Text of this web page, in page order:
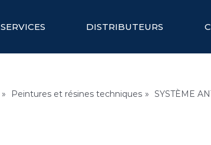
SERVICES DISTRIBUTEURS
» Peintures et résines techniques » SYSTÈME